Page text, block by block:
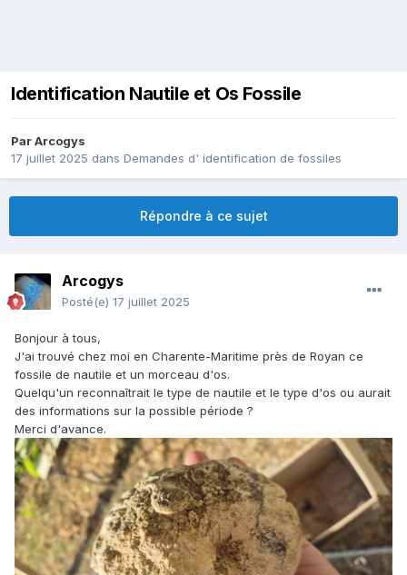
Identification Nautile et Os Fossile
ParArcogys
17 juillet 2025 dans Demandes d' identification de fossiles
Répondre à ce sujet
Arcogys
Posté(e) 17 juillet 2025
Bonjour à tous,
J'ai trouvé chez moi en Charente-Maritime près de Royan ce
fossile de nautile et un morceau d'os.
Quelqu'un reconnaîtrait le type de nautile et le type d'os ou aurait
des informations sur la possible période ?
Merci d'avance.